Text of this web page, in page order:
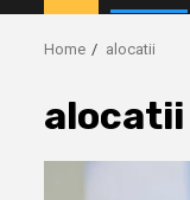
Home alocatii
alocatii